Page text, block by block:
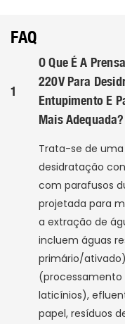
FAQ
1
O Que É A
220V Para
Entupimento E
Mais Adequada?
Trata-se de
desidratação
com parafusos
projetada para
a extração de
incluem águas
primário/
(processamento
laticínios),
papel, resíduos